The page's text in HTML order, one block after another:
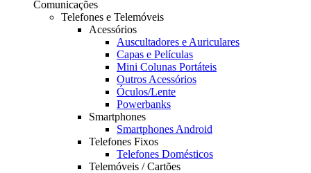
Comunicações
Telefones e Telemóveis
Acessórios
Auscultadores e Auriculares
Capas e Películas
Mini Colunas Portáteis
Outros Acessórios
Óculos/Lente
Powerbanks
Smartphones
Smartphones Android
Telefones Fixos
Telefones Domésticos
Telemóveis / Cartões